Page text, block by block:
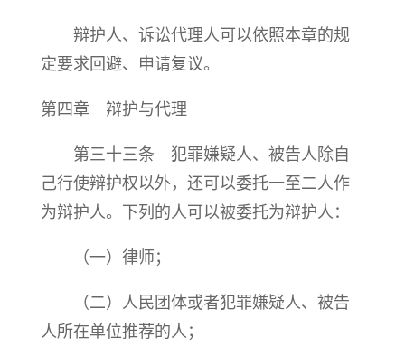
辩护人、诉讼代理人可以依照本章的规
定要求回避、申请复议。
第四章 辩护与代理
第三十三条 犯罪嫌疑人、被告人除自
己行使辩护权以外，还可以委托一至二人作
为辩护人。下列的人可以被委托为辩护人：
（一）律师；
（二）人民团体或者犯罪嫌疑人、被告
人所在单位推荐的人；